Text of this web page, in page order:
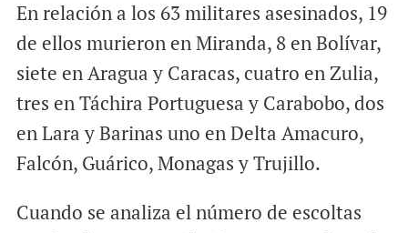
En relación a los 63 militares asesinados, 19
de ellos murieron en Miranda, 8 en Bolívar,
siete en Aragua y Caracas, cuatro en Zulia,
tres en Táchira Portuguesa y Carabobo, dos
en Lara y Barinas uno en Delta Amacuro,
Falcón, Guárico, Monagas y Trujillo.
Cuando se analiza el número de escoltas